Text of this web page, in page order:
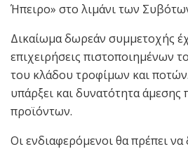
Ήπειρο» στο λιμάνι των
Δικαίωμα δωρεάν συμμετοχής
επιχειρήσεις πιστοποιημένων
του κλάδου τροφίμων και
υπάρξει και δυνατότητα
προϊόντων.
Οι ενδιαφερόμενοι θα πρέπει